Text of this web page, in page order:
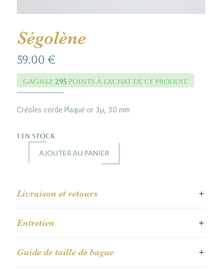
Ségolène
59.00 €
Gagnez 295points à l’achat de ce produit.
Créoles corde Plaqué or 3µ, 30 mm
1 en stock
quantité
AJOUTER AU PANIER
Livraison et retours
Entretien
Guide de taille de bague